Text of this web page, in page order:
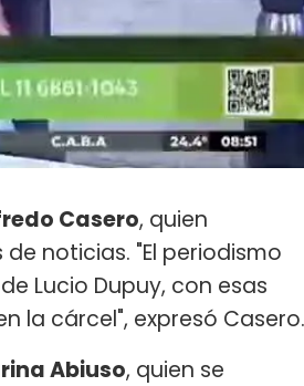
Casero, quien
noticias. "El periodismo
Lucio Dupuy, con esas
la cárcel", expresó Casero.
Abiuso, quien se